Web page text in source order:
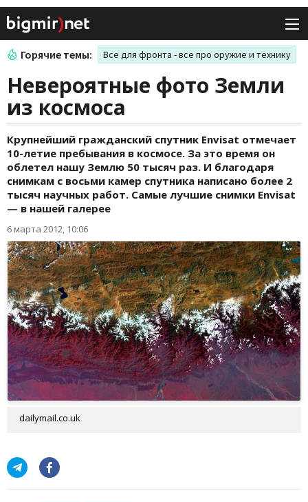
Горячие темы: Все для фронта - все про оружие и технику
Невероятные фото Земли
из космоса
Крупнейший гражданский спутник Envisat отмечает
10-летие пребывания в космосе. За это время он
облетел нашу Землю 50 тысяч раз. И благодаря
снимкам с восьми камер спутника написано более 2
тысяч научных работ. Самые лучшие снимки Envisat
— в нашей галерее
6 марта 2012, 10:06
dailymail.co.uk